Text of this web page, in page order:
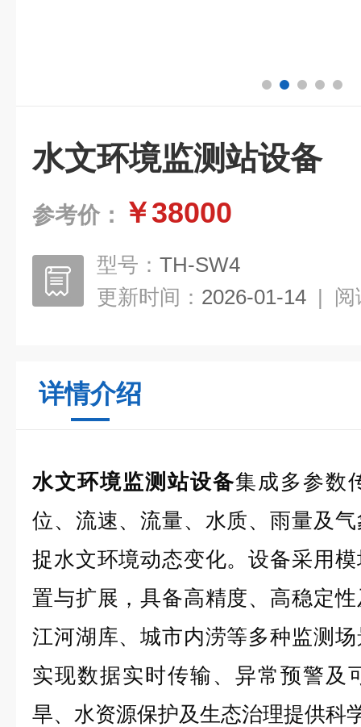
水文环境监测站设备
参考价： ￥38000
型号： TH-SW4
更新时间： 2026-01-14 | 阅
详情介绍
水文环境监测站设备集成多参数
位、流速、流量、水质、雨量及
捉水文环境动态变化。设备采用
置与扩展，具备高精度、高稳定
江河湖库、城市内涝等多种监测
实现数据实时传输、异常预警及
旱、水资源保护及生态治理提供科